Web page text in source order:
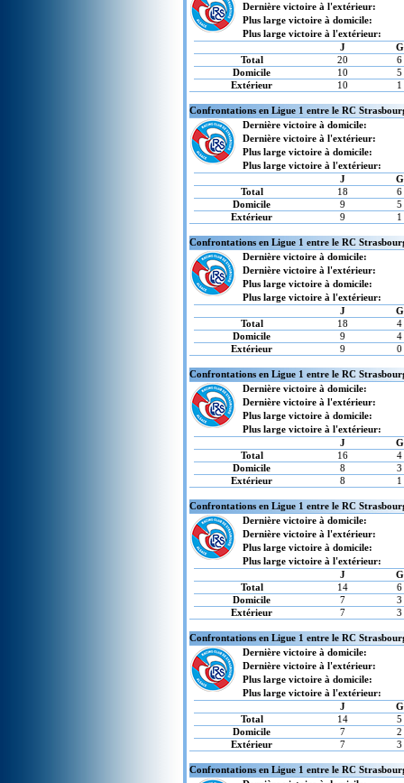
Dernière victoire à l'extérieur:
Plus large victoire à domicile:
Plus large victoire à l'extérieur:
J
G
Total
20
6
Domicile
10
5
Extérieur
10 1
Confrontations en Ligue 1 entre le RC
Dernière victoire à domicile:
Dernière victoire à l'extérieur:
Plus large victoire à domicile:
Plus large victoire à l'extérieur:
J
G
Total
18
6
Domicile
9
5
Extérieur
9 1
Confrontations en Ligue 1 entre le RC
Dernière victoire à domicile:
Dernière victoire à l'extérieur:
Plus large victoire à domicile:
Plus large victoire à l'extérieur:
J
G
Total
18
4
Domicile
9
4
Extérieur
9 0
Confrontations en Ligue 1 entre le RC
Dernière victoire à domicile:
Dernière victoire à l'extérieur:
Plus large victoire à domicile:
Plus large victoire à l'extérieur:
J
G
Total
16
4
Domicile
8
3
Extérieur
8 1
Confrontations en Ligue 1 entre le RC
Dernière victoire à domicile:
Dernière victoire à l'extérieur:
Plus large victoire à domicile:
Plus large victoire à l'extérieur:
J
G
Total
14
6
Domicile
7
3
Extérieur
7 3
Confrontations en Ligue 1 entre le RC
Dernière victoire à domicile:
Dernière victoire à l'extérieur:
Plus large victoire à domicile:
Plus large victoire à l'extérieur:
J
G
Total
14
5
Domicile
7
2
Extérieur
7 3
Confrontations en Ligue 1 entre le RC